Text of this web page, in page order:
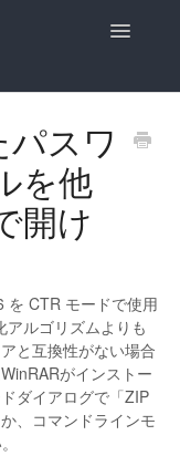
Toggle
スワ
を他
開け
を CTR モードで使用
アルゴリズムよりも
と互換性がない場合
がインストー
ダイアログで「ZIP
、コマンドラインモ